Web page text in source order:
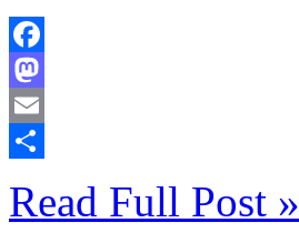
Facebook
Mastodon
Email
Read Full Post »